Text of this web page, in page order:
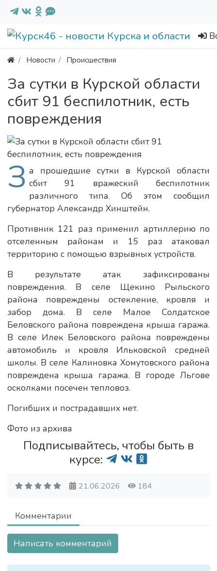
Новости Происшествия
За сутки в Курской области
сбит 91 беспилотник, есть
повреждения
З а прошедшие сутки в Курской области
сбит 91 вражеский беспилотник
различного типа. Об этом сообщил
губернатор Александр Хинштейн.
Противник 121 раз применил артиллерию по
отселенным районам и 15 раз атаковал
территорию с помощью взрывных устройств.
В результате атак зафиксированы
повреждения. В селе Щекино Рыльского
района повреждены остекление, кровля и
забор дома. В селе Малое Солдатское
Беловского района повреждена крыша гаража.
В селе Илек Беловского района повреждены
автомобиль и кровля Ильковской средней
школы. В селе Калиновка Хомутовского района
повреждена крыша гаража. В городе Льгове
осколками посечен тепловоз.
Погибших и пострадавших нет.
Фото из архива
Подписывайтесь, чтобы быть в
курсе:
21.06.2026 184
Комментарии
Написать комментарий